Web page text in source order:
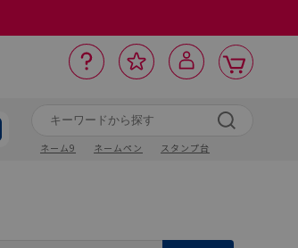
ネーム9 ネームペン スタンプ台
サ
ポ
ト
ー お
気
に
入
り
ロ
グ
イ
ン ト
ー